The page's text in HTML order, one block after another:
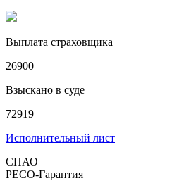
Выплата страховщика
26900
Взыскано в суде
72919
Исполнительный лист
СПАО
РЕСО-Гарантия